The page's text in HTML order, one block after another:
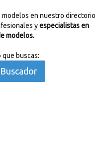
modelos en nuestro directorio
yespecialistas en
modelos.
buscas: